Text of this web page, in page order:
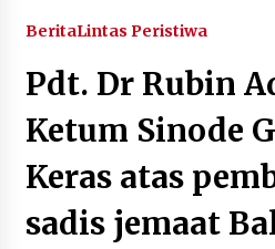
BeritaLintas Peristiwa
Pdt. Dr Rubin
Ketum Sinode
Keras atas
sadis jemaat